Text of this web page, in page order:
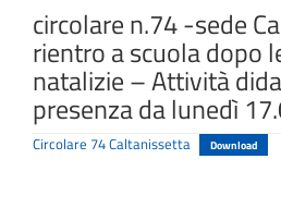
circolare n.74 -sede
rientro a scuola dopo
natalizie – Attività
presenza da lunedì
Circolare 74 Caltanissetta Download